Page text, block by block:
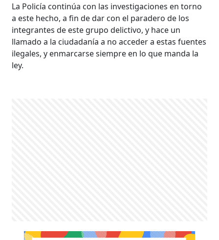
La Policía continúa con las investigaciones en torno
a este hecho, a fin de dar con el paradero de los
integrantes de este grupo delictivo, y hace un
llamado a la ciudadanía a no acceder a estas fuentes
ilegales, y enmarcarse siempre en lo que manda la
ley.